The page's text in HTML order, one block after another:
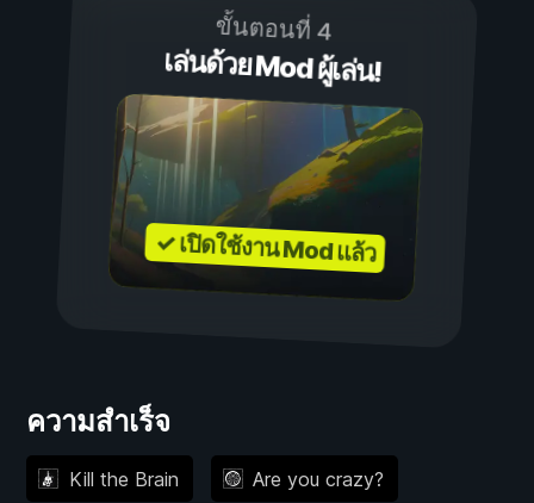
ขั้นตอนที่ 4
เล่นด้วย Mod ผู้เล่น!
✓ เปิดใช้งาน Mod แล้ว
ความสำเร็จ
Kill the Brain Are you crazy?